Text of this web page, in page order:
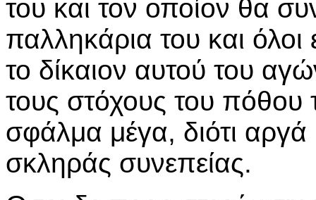
του και τον οποίον θα
παλληκάρια του και όλοι
το δίκαιον αυτού του
τους στόχους του
σφάλμα μέγα, διότι
σκληράς συνεπείας.